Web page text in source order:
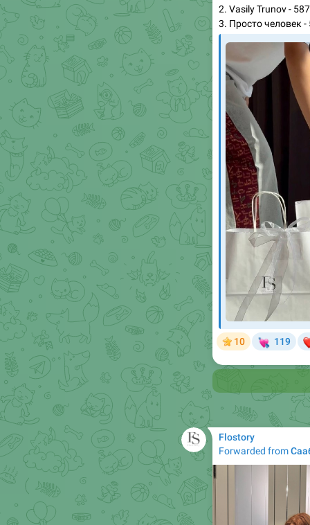
10
💘
119
Flostory
Forwarded from